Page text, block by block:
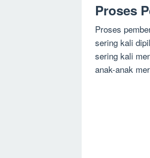
Proses
Proses
sering kali
sering kali
anak-anak